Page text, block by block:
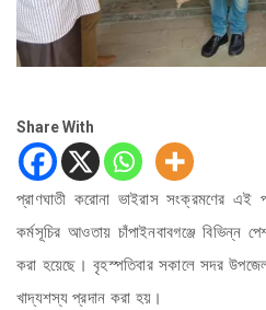
Share With
প্রাণঘাতী করোনা ভাইরাস সংক্রমণের এই
কর্মসূচির আওতায় চাঁপাইনবাবগঞ্জে বিভিন্ন
করা হয়েছে। বৃহস্পতিবার সকালে সদর
খাদ্যশস্য প্রদান করা হয়।